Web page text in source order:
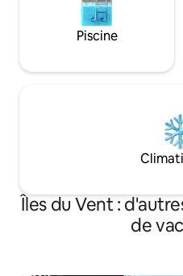
Piscine
Îles du Vent :
de